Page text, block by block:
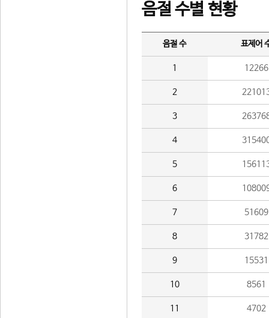
음절 수별 현황
음절 수 표제어
1 12266
2
3
4
5
6
7 51609
8 31782
9 15531
10 8561
11 4702